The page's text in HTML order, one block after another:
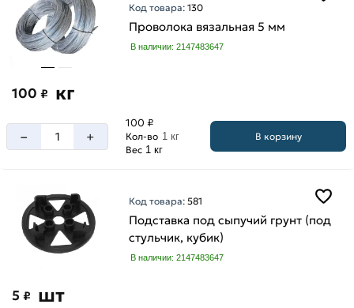
Код товара:130
Проволока вязальная 5 мм
В наличии: 2147483647
100 ₽ кг
– +
100 ₽
Кол-во 1 кг
Вес 1 кг
В корзину
Код товара:581
Подставка под сыпучий грунт (под
стульчик, кубик)
В наличии: 2147483647
5 ₽ шт